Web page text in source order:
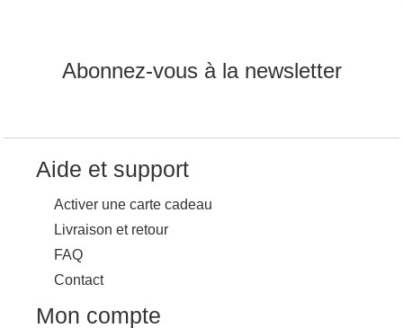
Abonnez-vous à la newsletter
Aide et support
Activer une carte cadeau
Livraison et retour
FAQ
Contact
Mon compte